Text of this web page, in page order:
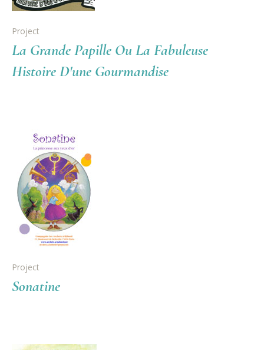
Project
La Grande Papille Ou La Fabuleuse
Histoire D'une Gourmandise
Project
Sonatine